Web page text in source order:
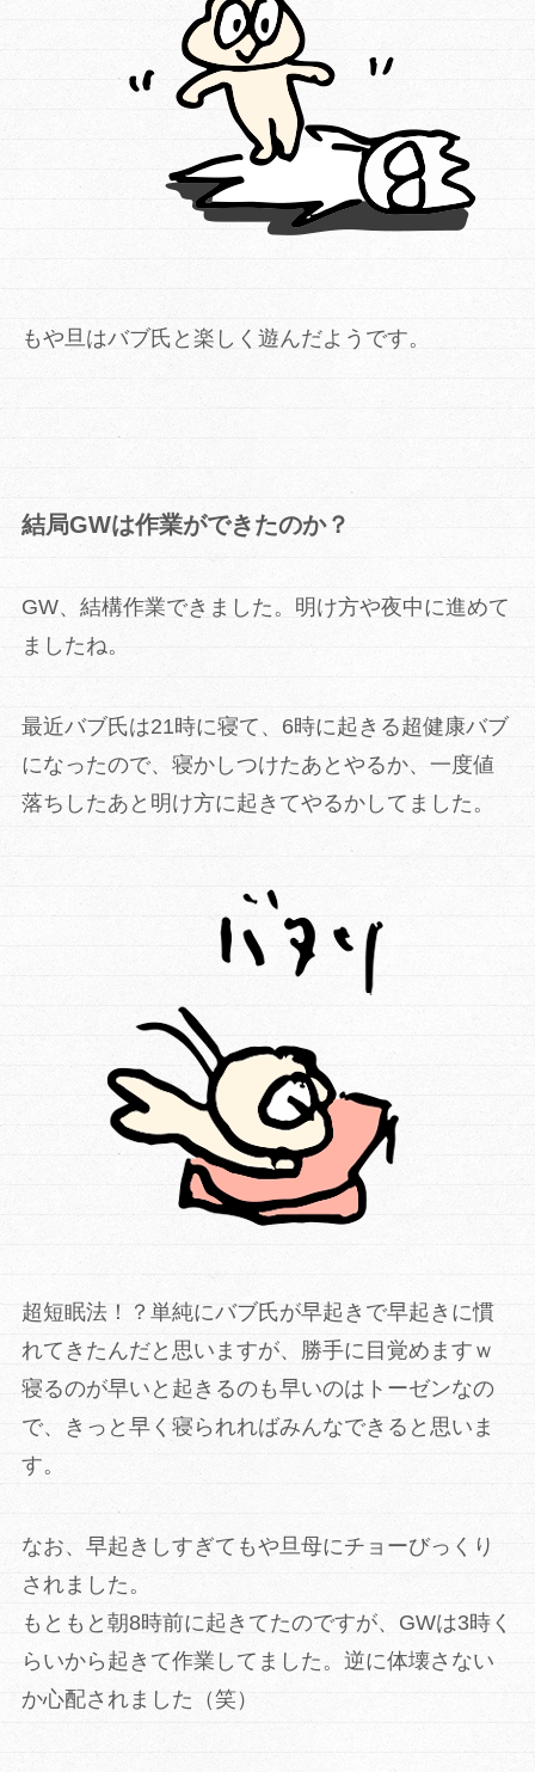
もや旦はバブ氏と楽しく遊んだようです。
結局GWは作業ができたのか？
GW、結構作業できました。明け方や夜中に進めて
ましたね。
最近バブ氏は21時に寝て、6時に起きる超健康バブ
になったので、寝かしつけたあとやるか、一度値
落ちしたあと明け方に起きてやるかしてました。
超短眠法！？単純にバブ氏が早起きで早起きに慣
れてきたんだと思いますが、勝手に目覚めますｗ
寝るのが早いと起きるのも早いのはトーゼンなの
で、きっと早く寝られればみんなできると思いま
す。
なお、早起きしすぎてもや旦母にチョーびっくり
されました。
もともと朝8時前に起きてたのですが、GWは3時く
らいから起きて作業してました。逆に体壊さない
か心配されました（笑）